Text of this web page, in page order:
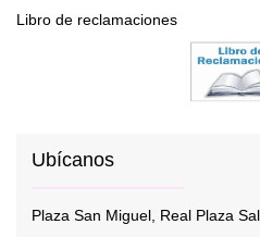
Libro de reclamaciones
Ubícanos
Plaza San Miguel, Real Plaza